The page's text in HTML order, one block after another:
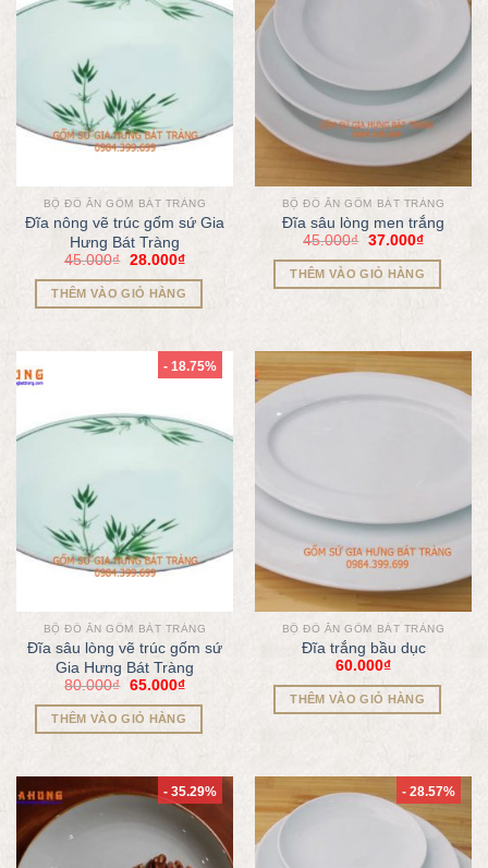
BỘ ĐỒ ĂN GỐM BÁT TRÀNG
Đĩa nông vẽ trúc gốm sứ Gia
Hưng Bát Tràng
45.000₫ 28.000₫
THÊM VÀO GIỎ HÀNG
BỘ ĐỒ ĂN GỐM BÁT TRÀNG
Đĩa sâu lòng men trắng
45.000₫ 37.000₫
THÊM VÀO GIỎ HÀNG
- 18.75%
BỘ ĐỒ ĂN GỐM BÁT TRÀNG
Đĩa sâu lòng vẽ trúc gốm sứ
Gia Hưng Bát Tràng
80.000₫ 65.000₫
THÊM VÀO GIỎ HÀNG
BỘ ĐỒ ĂN GỐM BÁT TRÀNG
Đĩa trắng bầu dục
60.000₫
THÊM VÀO GIỎ HÀNG
- 35.29% - 28.57%